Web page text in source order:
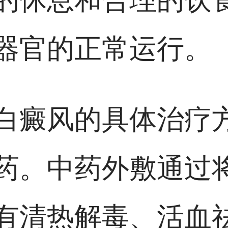
官的正常运行。
癜风的具体治疗
。中药外敷通过
清热解毒、活血